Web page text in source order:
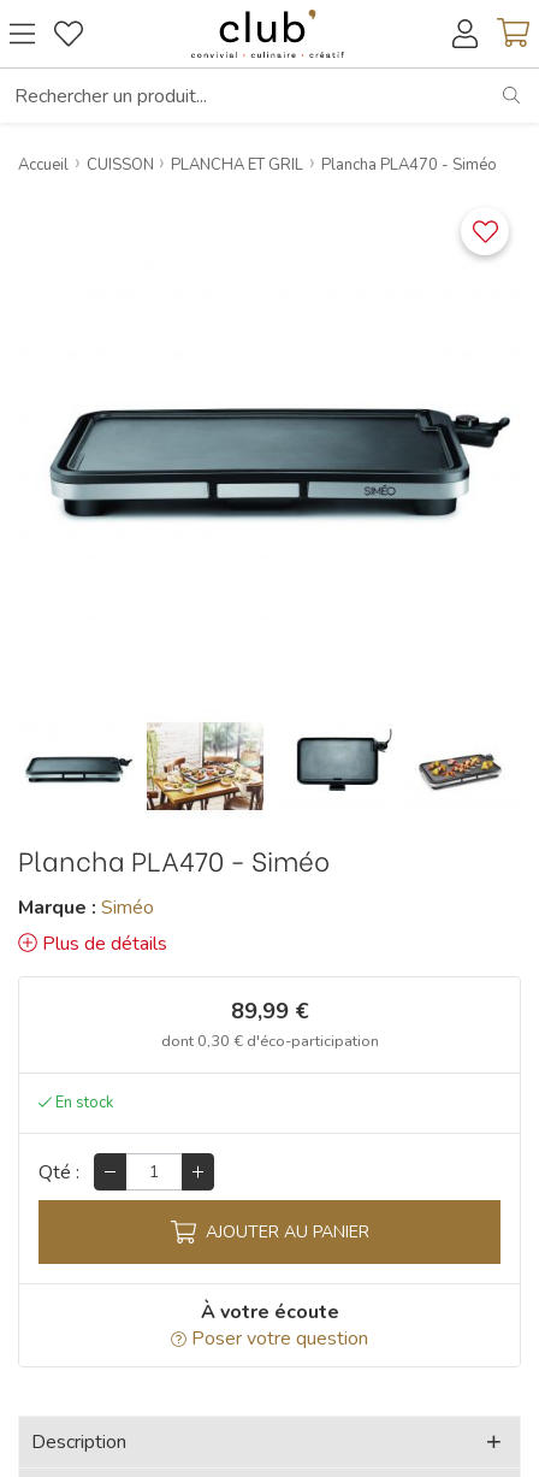
Accueil CUISSON PLANCHA ET GRIL Plancha PLA470 - Siméo
Plancha PLA470 - Siméo
Marque : Siméo
Plus de détails
89,99 €
dont 0,30 €d'éco-participation
Qté :
AJOUTER AU PANIER
À votre écoute
Poser votre question
Description